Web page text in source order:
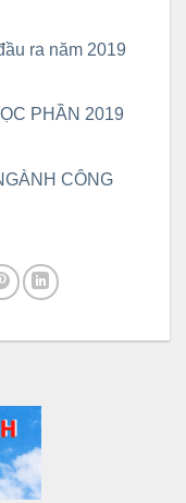
ra năm 2019
PHẦN 2019
CÔNG